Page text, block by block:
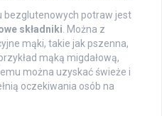
bezglutenowych potraw jest
składniki . Można z
mąki, takie jak pszenna,
mąką migdałową,
można uzyskać świeże i
oczekiwania osób na